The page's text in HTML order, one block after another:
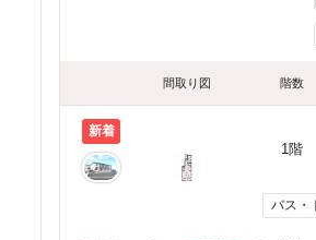
間取り図 階数
新着
1階
バス・